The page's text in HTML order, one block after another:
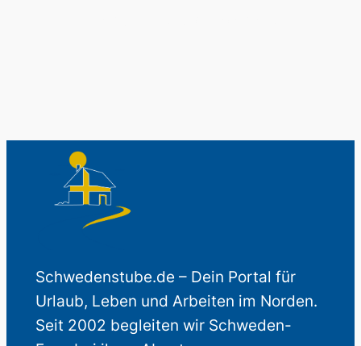
Schwedenstube.de – Dein Portal für
Urlaub, Leben und Arbeiten im Norden.
Seit 2002 begleiten wir Schweden-